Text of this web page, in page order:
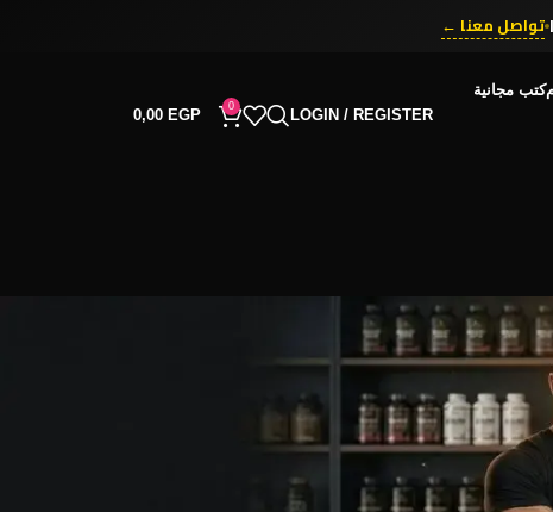
كتب مجانية
LOGIN / REGISTER
0
0,00 EGP
RECENT COMMENTS
تواصل معنا ←